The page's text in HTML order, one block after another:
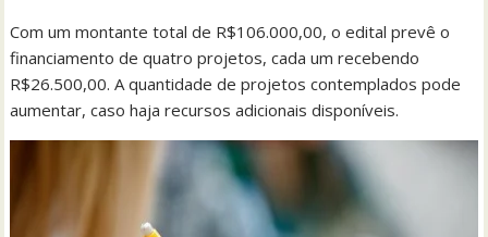
Com um montante total de R$106.000,00, o edital prevê o
financiamento de quatro projetos, cada um recebendo
R$26.500,00. A quantidade de projetos contemplados pode
aumentar, caso haja recursos adicionais disponíveis.